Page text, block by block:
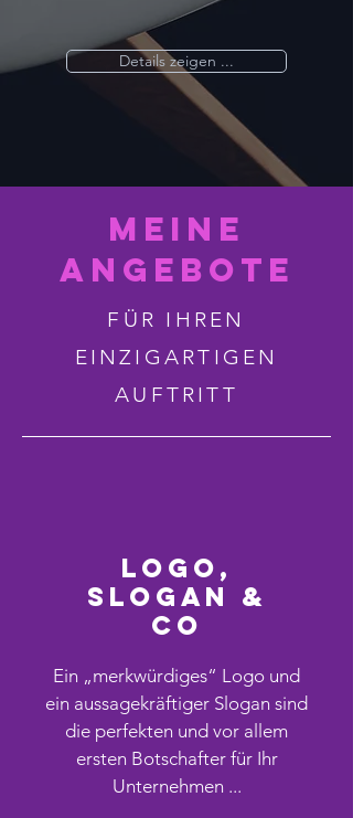
Details zeigen ...
meine
angebote
FÜR IHREN
EINZIGARTIGEN
AUFTRITT
Logo,
Slogan &
co
Ein „merkwürdiges“ Logo und
ein aussagekräftiger Slogan sind
die perfekten und vor allem
ersten Botschafter für Ihr
Unternehmen ...